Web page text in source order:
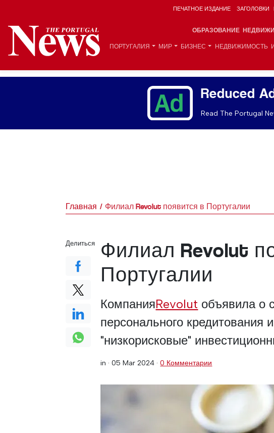
ПЕЧАТНОЕ ИЗДАНИЕ ЗАГОЛОВКИ
ОБРАЗОВАНИЕ
ПОРТУГАЛИЯ МИР БИЗНЕС НЕДВИЖИМОСТЬ
Reduced
Read The Portugal
Главная Филиал Revolut появится в Португалии
Филиал Revolut
Португалии
КомпанияRevolut объявила о
персонального кредитования
"низкорисковые"
in ·05 Mar 2024 ·0 Комментарии
Делиться